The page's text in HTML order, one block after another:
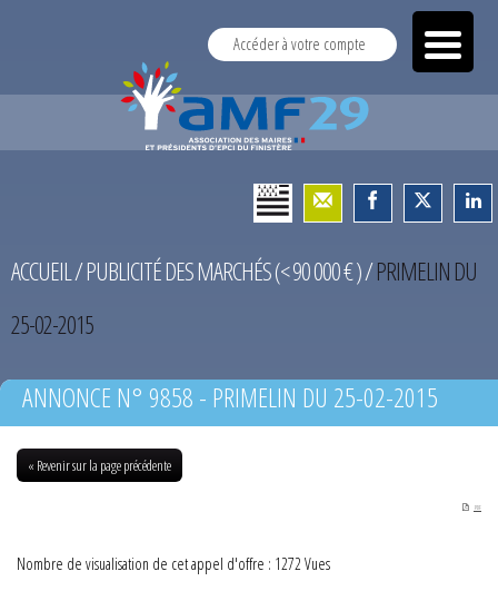
Accéder à votre compte
ACCUEIL/PUBLICITÉ DES MARCHÉS (< 90 000 € )/PRIMELIN DU
25-02-2015
ANNONCE N° 9858 - PRIMELIN DU 25-02-2015
« Revenir sur la page précédente
PDF
Nombre de visualisation de cet appel d'offre : 1272 Vues